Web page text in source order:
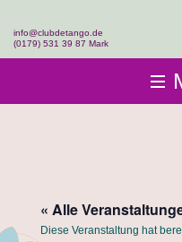
info@clubdetango.de
(0179) 531 39 87 Mark
Club-Infos
Kontakt
« Alle
Diese Veranstaltung hat